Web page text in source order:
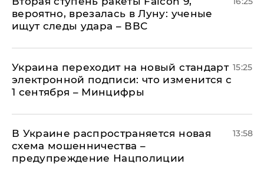
вероятно, врезалась в Луну: ученые
ищут следы удара – ВВС
Украина переходит на новый стандарт
электронной подписи: что изменится с
1 сентября – Минцифры
15:25
В Украине распространяется новая
схема мошенничества –
предупреждение Нацполиции
13:58